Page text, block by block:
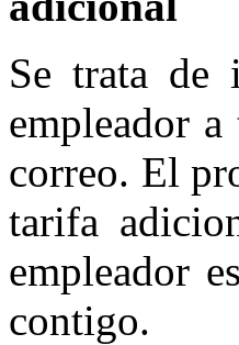
Se trata de
empleador
correo. El
tarifa
empleador
contigo.